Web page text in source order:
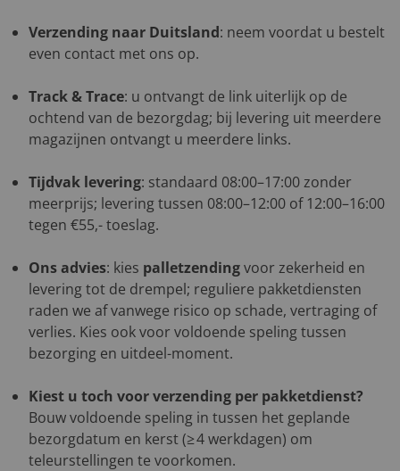
Verzending naar Duitsland: neem voordat u bestelt
even contact met ons op.
Track & Trace: u ontvangt de link uiterlijk op de
ochtend van de bezorgdag; bij levering uit meerdere
magazijnen ontvangt u meerdere links.
Tijdvak levering: standaard 08:00–17:00 zonder
meerprijs; levering tussen 08:00–12:00 of 12:00–16:00
tegen €55,- toeslag.
Ons advies: kies palletzendingvoor zekerheid en
levering tot de drempel; reguliere pakketdiensten
raden we af vanwege risico op schade, vertraging of
verlies. Kies ook voor voldoende speling tussen
bezorging en uitdeel-moment.
Kiest u toch voor verzending per pakketdienst?
Bouw voldoende speling in tussen het geplande
bezorgdatum en kerst (≥ 4 werkdagen) om
teleurstellingen te voorkomen.